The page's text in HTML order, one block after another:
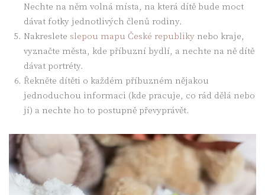
Nechte na něm volná místa, na která dítě bude moct
dávat fotky jednotlivých členů rodiny.
Nakreslete slepou mapu České republiky nebo kraje,
vyznačte města, kde příbuzní bydlí, a nechte na ně dítě
dávat portréty.
Řekněte dítěti o každém příbuzném nějakou
jednoduchou informaci (kde pracuje, co rád dělá nebo
jí) a nechte ho to postupně převyprávět.